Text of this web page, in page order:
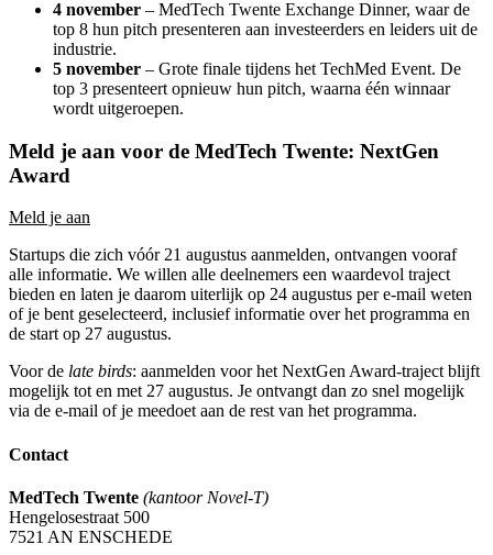
4 november – MedTech Twente Exchange Dinner, waar de
top 8 hun pitch presenteren aan investeerders en leiders uit de
industrie.
5 november – Grote finale tijdens het TechMed Event. De
top 3 presenteert opnieuw hun pitch, waarna één winnaar
wordt uitgeroepen.
Meld je aan voor de MedTech Twente: NextGen
Award
Meld je aan
Startups die zich vóór 21 augustus aanmelden, ontvangen vooraf
alle informatie. We willen alle deelnemers een waardevol traject
bieden en laten je daarom uiterlijk op 24 augustus per e-mail weten
of je bent geselecteerd, inclusief informatie over het programma en
de start op 27 augustus.
Voor de late birds: aanmelden voor het NextGen Award-traject blijft
mogelijk tot en met 27 augustus. Je ontvangt dan zo snel mogelijk
via de e-mail of je meedoet aan de rest van het programma.
Contact
MedTech Twente (kantoor Novel-T)
Hengelosestraat 500
7521 AN ENSCHEDE